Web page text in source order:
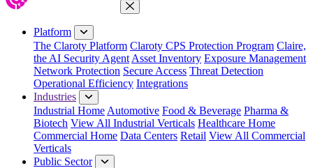
Close Menu
Platform
The Claroty Platform Claroty CPS Protection Program Claire,
the AI Security Agent Asset Inventory Exposure Management
Network Protection Secure Access Threat Detection
Operational Efficiency Integrations
Industries
Industrial Home Automotive Food & Beverage Pharma &
Biotech View All Industrial Verticals Healthcare Home
Commercial Home Data Centers Retail View All Commercial
Verticals
Public Sector